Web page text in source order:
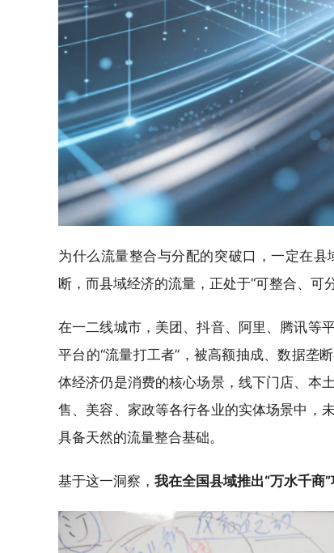
为什么流量整合与分配的突破口，一定在
断，而县域经济的流量，正处于“可整合、可
在一二线城市，美团、抖音、阿里、腾讯等
平台的“流量打工者”，被高额抽成、数据垄
体经济仍是消费的核心场景，线下门店、本
售、美容、家政等各行各业的实体场景中，
具备天然的流量整合基础。
基于这一洞察， 我在全国县域推出“万水千商